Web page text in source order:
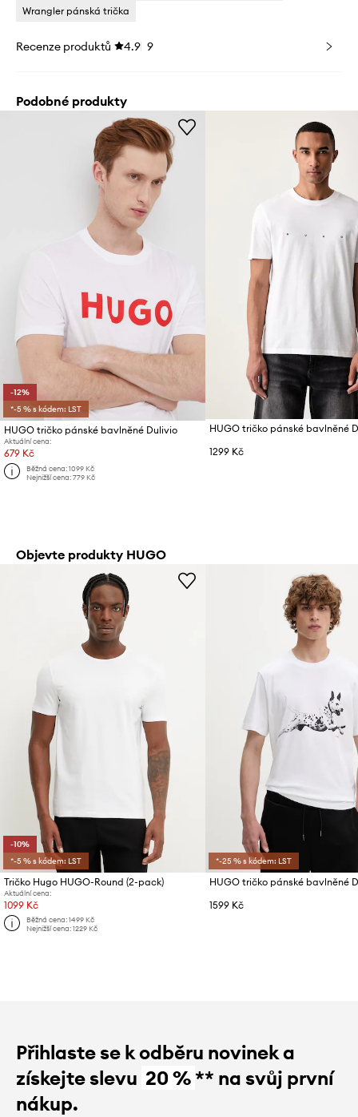
Wrangler pánská trička
Recenze produktů 4.9 9
Podobné produkty
-12%
*-5 % s kódem: LST
HUGO tričko pánské bavlněné Dulivio
Aktuální cena:
679 Kč
Běžná cena:1099 Kč
Nejnižší cena:779 Kč
HUGO tričko pánské bavlněné
1299 Kč
Objevte produkty HUGO
-10%
*-5 % s kódem: LST
Tričko Hugo HUGO-Round (2-pack)
Aktuální cena:
1099 Kč
Běžná cena:1499 Kč
Nejnižší cena:1229 Kč
*-25 % s kódem: LST
HUGO tričko pánské bavlněné
1599 Kč
Přihlaste se k odběru novinek a
získejte slevu 20 %** na svůj první
nákup.